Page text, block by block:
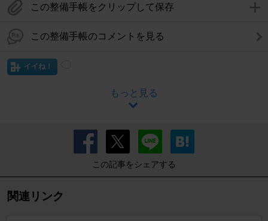
この整備手帳をクリップして保存
この整備手帳のコメントを見る
イイね！
もっと見る
この記事をシェアする
関連リンク